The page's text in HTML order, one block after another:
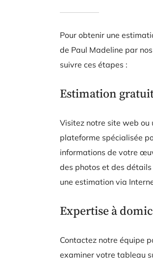
Pour obtenir une
de Paul Madeline par
suivre ces étapes :
Estimation
Visitez notre site web ou
plateforme spécialisée
informations de votre
des photos et des
une estimation via
Expertise à
Contactez notre équipe
examiner votre tableau